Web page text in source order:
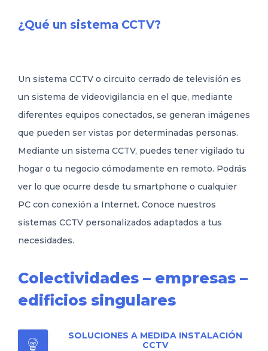
OFERTAS
91 316 46 77 CONTACTO
¿Qué un sistema CCTV?
Un sistema CCTV o circuito cerrado de televisión es
un sistema de videovigilancia en el que, mediante
diferentes equipos conectados, se generan imágenes
que pueden ser vistas por determinadas personas.
Mediante un sistema CCTV, puedes tener vigilado tu
hogar o tu negocio cómodamente en remoto. Podrás
ver lo que ocurre desde tu smartphone o cualquier
PC con conexión a Internet. Conoce nuestros
sistemas CCTV personalizados adaptados a tus
necesidades.
Colectividades – empresas –
edificios singulares
SOLUCIONES A MEDIDA INSTALACIÓN
CCTV